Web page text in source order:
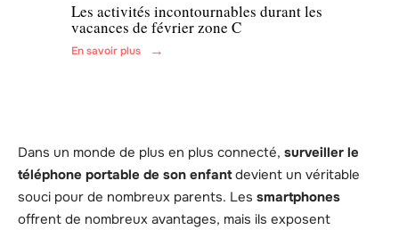
Les activités incontournables durant les
vacances de février zone C
En savoir plus
Dans un monde de plus en plus connecté, surveiller le
téléphone portable de son enfantdevient un véritable
souci pour de nombreux parents. Les smartphones
offrent de nombreux avantages, mais ils exposent